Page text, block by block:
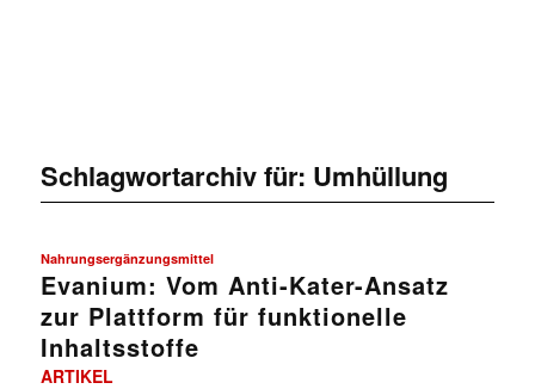
Schlagwortarchiv für: Umhüllung
Nahrungsergänzungsmittel
Evanium: Vom Anti-Kater-Ansatz
zur Plattform für funktionelle
Inhaltsstoffe
ARTIKEL